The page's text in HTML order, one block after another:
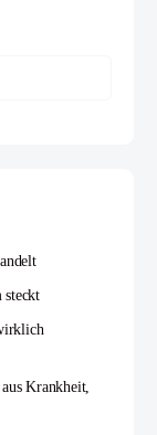
steckt
Krankheit,